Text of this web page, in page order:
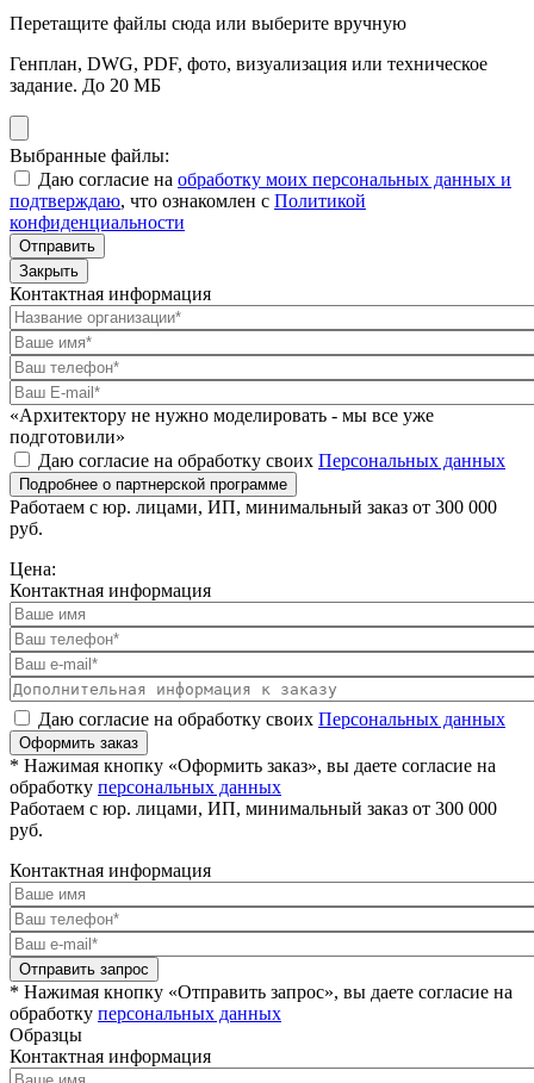
Перетащите файлы сюда или выберите вручную
Генплан, DWG, PDF, фото, визуализация или техническое
задание. До 20 МБ
Выбранные файлы:
Даю согласие на обработку моих персональных данных и
подтверждаю, что ознакомлен с Политикой
конфиденциальности
Отправить
Закрыть
Контактная информация
«Архитектору не нужно моделировать - мы все уже
подготовили»
Даю согласие на обработку своих Персональных данных
Подробнее о партнерской программе
Работаем с юр. лицами, ИП, минимальный заказ от 300 000
руб.
Цена:
Контактная информация
Даю согласие на обработку своих Персональных данных
Оформить заказ
* Нажимая кнопку «Оформить заказ», вы даете согласие на
обработку персональных данных
Работаем с юр. лицами, ИП, минимальный заказ от 300 000
руб.
Контактная информация
Отправить запрос
* Нажимая кнопку «Отправить запрос», вы даете согласие на
обработку персональных данных
Образцы
Контактная информация